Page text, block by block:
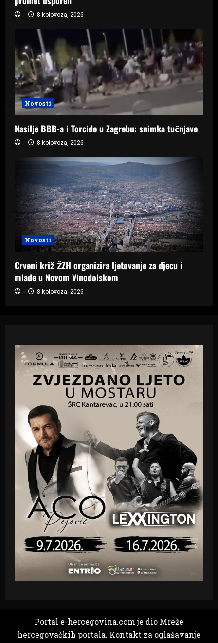
8 kolovoza, 2026
Novosti
Nasilje BBB-a i Torcide u Zagrebu: snimka tučnjave
8 kolovoza, 2026
Novosti
Crveni križ ŽZH organizira ljetovanje za djecu i
mlade u Novom Vinodolskom
8 kolovoza, 2026
Portal e-hercegovina.com je dio Mreže
hercegovačkih portala. Kontakt za oglašavanje